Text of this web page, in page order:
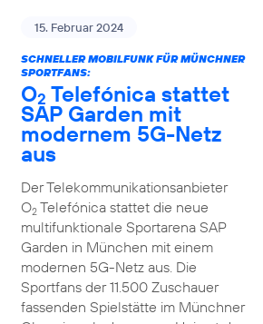
15. Februar 2024
SCHNELLER MOBILFUNK FÜR MÜNCHNER
SPORTFANS:
O2 Telefónica stattet
SAP Garden mit
modernem 5G-Netz
aus
Der Telekommunikationsanbieter
O2Telefónica stattet die neue
multifunktionale Sportarena SAP
Garden in München mit einem
modernen 5G-Netz aus. Die
Sportfans der 11.500 Zuschauer
fassenden Spielstätte im Münchner